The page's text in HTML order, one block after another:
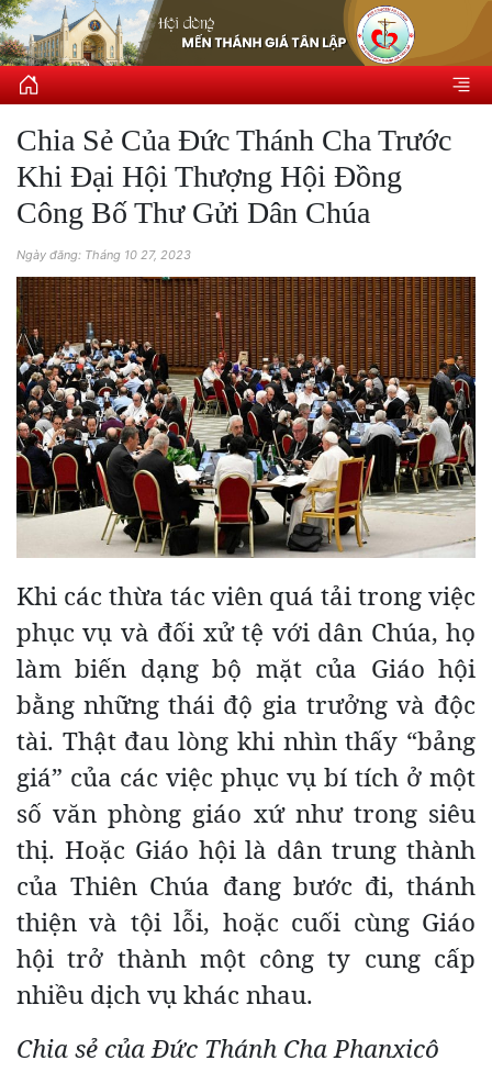
Chia Sẻ Của Đức Thánh Cha Trước
Khi Đại Hội Thượng Hội Đồng
Công Bố Thư Gửi Dân Chúa
Ngày đăng: Tháng 10 27, 2023
Khi các thừa tác viên quá tải trong việc
phục vụ và đối xử tệ với dân Chúa, họ
làm biến dạng bộ mặt của Giáo hội
bằng những thái độ gia trưởng và độc
tài. Thật đau lòng khi nhìn thấy “bảng
giá” của các việc phục vụ bí tích ở một
số văn phòng giáo xứ như trong siêu
thị. Hoặc Giáo hội là dân trung thành
của Thiên Chúa đang bước đi, thánh
thiện và tội lỗi, hoặc cuối cùng Giáo
hội trở thành một công ty cung cấp
nhiều dịch vụ khác nhau.
Chia sẻ của Đức Thánh Cha Phanxicô